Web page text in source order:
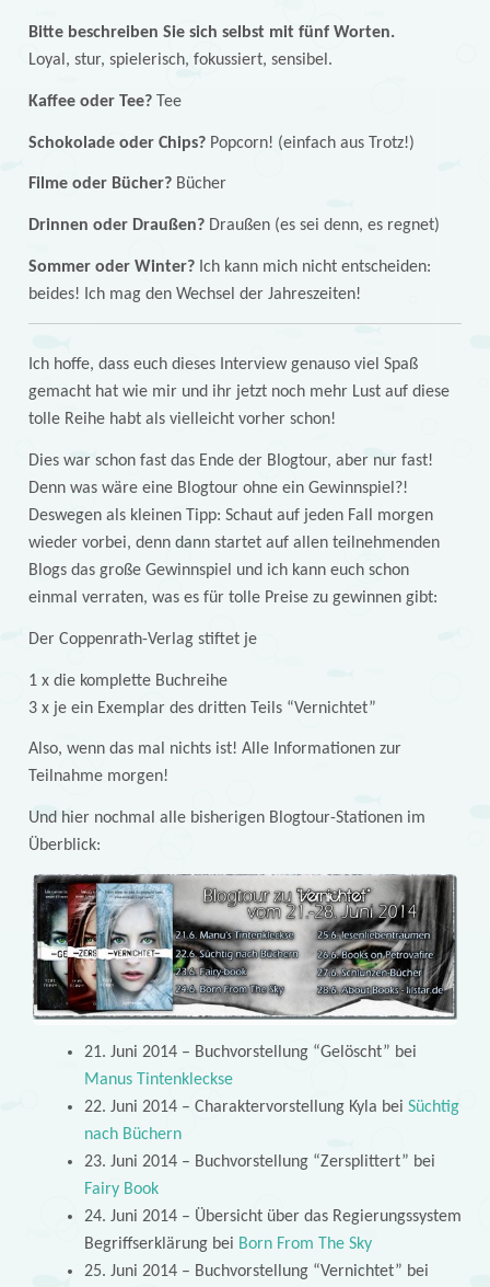
Bitte beschreiben Sie sich selbst mit fünf Worten.
Loyal, stur, spielerisch, fokussiert, sensibel.
Kaffee oder Tee?Tee
Schokolade oder Chips?Popcorn! (einfach aus Trotz!)
Filme oder Bücher?Bücher
Drinnen oder Draußen?Draußen (es sei denn, es regnet)
Sommer oder Winter?Ich kann mich nicht entscheiden:
beides! Ich mag den Wechsel der Jahreszeiten!
Ich hoffe, dass euch dieses Interview genauso viel Spaß
gemacht hat wie mir und ihr jetzt noch mehr Lust auf diese
tolle Reihe habt als vielleicht vorher schon!
Dies war schon fast das Ende der Blogtour, aber nur fast!
Denn was wäre eine Blogtour ohne ein Gewinnspiel?!
Deswegen als kleinen Tipp: Schaut auf jeden Fall morgen
wieder vorbei, denn dann startet auf allen teilnehmenden
Blogs das große Gewinnspiel und ich kann euch schon
einmal verraten, was es für tolle Preise zu gewinnen gibt:
Der Coppenrath-Verlag stiftet je
1 x die komplette Buchreihe
3 x je ein Exemplar des dritten Teils “Vernichtet”
Also, wenn das mal nichts ist! Alle Informationen zur
Teilnahme morgen!
Und hier nochmal alle bisherigen Blogtour-Stationen im
Überblick:
21. Juni 2014 – Buchvorstellung “Gelöscht” bei
Manus Tintenkleckse
22. Juni 2014 – Charaktervorstellung Kyla bei Süchtig
nach Büchern
23. Juni 2014 – Buchvorstellung “Zersplittert” bei
Fairy Book
24. Juni 2014 – Übersicht über das Regierungssystem
Begriffserklärung bei Born From The Sky
25. Juni 2014 – Buchvorstellung “Vernichtet” bei